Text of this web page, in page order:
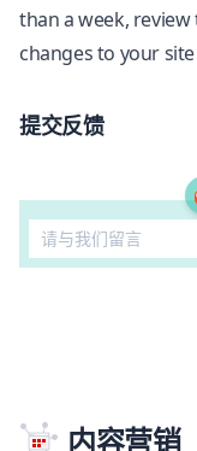
than a week,
changes to your
提交反馈
内容营销